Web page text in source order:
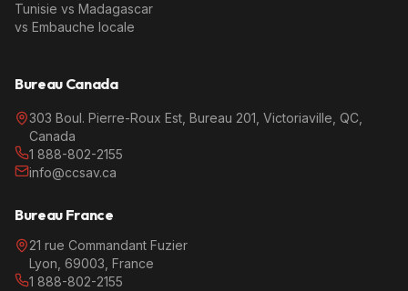
Tunisie vs Madagascar
vs Embauche locale
Bureau Canada
303 Boul. Pierre-Roux Est, Bureau 201, Victoriaville, QC,
Canada
1 888-802-2155
info@ccsav.ca
Bureau France
21 rue Commandant Fuzier
Lyon, 69003, France
1 888-802-2155